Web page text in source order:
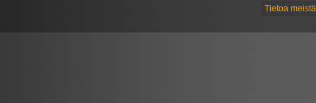
Tietoa meistä